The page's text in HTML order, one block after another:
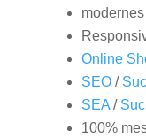
Online
SEO/
SEA/
100%